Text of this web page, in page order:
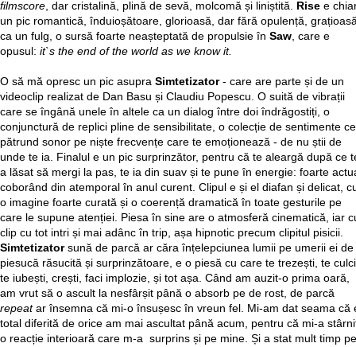
filmscore, dar cristalină, plină de sevă, molcomă și liniștită. Rise e
un pic romantică, înduioșătoare, glorioasă, dar fără opulență,
ca un fulg, o sursă foarte neașteptată de propulsie în Saw, care e
opusul: it`s the end of the world as we know it.
O să mă opresc un pic asupra Simtetizator- care are parte și de un
videoclip realizat de Dan Basu și Claudiu Popescu. O suită de vibrații
care se îngână unele în altele ca un dialog între doi îndrăgostiți, o
conjunctură de replici pline de sensibilitate, o colecție de sentimente
pătrund sonor pe niște frecvențe care te emoționează - de nu știi de
unde te ia. Finalul e un pic surprinzător, pentru că te aleargă după ce
a lăsat să mergi la pas, te ia din suav și te pune în energie: foarte
coborând din atemporal în anul curent. Clipul e și el diafan și delicat,
o imagine foarte curată și o coerență dramatică în toate gesturile pe
care le supune atenției. Piesa în sine are o atmosferă cinematică, iar
clip cu tot intri și mai adânc în trip, așa hipnotic precum clipitul pisicii.
Simtetizator sună de parcă ar căra înțelepciunea lumii pe umerii ei de
piesucă răsucită și surprinzătoare, e o piesă cu care te trezești, te
te iubești, crești, faci implozie, și tot așa. Când am auzit-o prima oară,
am vrut să o ascult la nesfârșit până o absorb pe de rost, de parcă
repeat ar însemna că mi-o însușesc în vreun fel. Mi-am dat seama că
total diferită de orice am mai ascultat până acum, pentru că mi-a
o reacție interioară care m-a surprins și pe mine. Și a stat mult timp pe